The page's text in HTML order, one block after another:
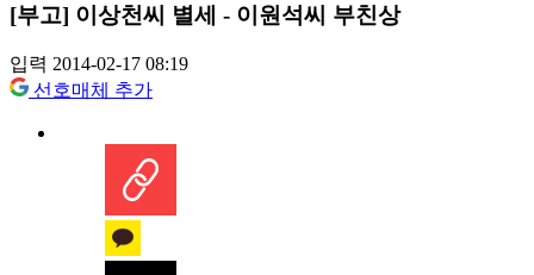
[부고] 이상천씨 별세 - 이원석씨 부친상
입력 2014-02-17 08:19
선호매체 추가